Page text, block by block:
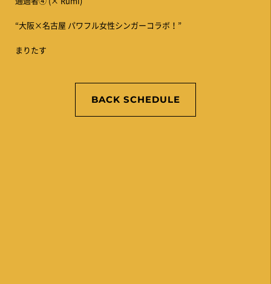
“大阪×名古屋 パワフル女性シンガーコラボ！”
まりたす
BACK SCHEDULE